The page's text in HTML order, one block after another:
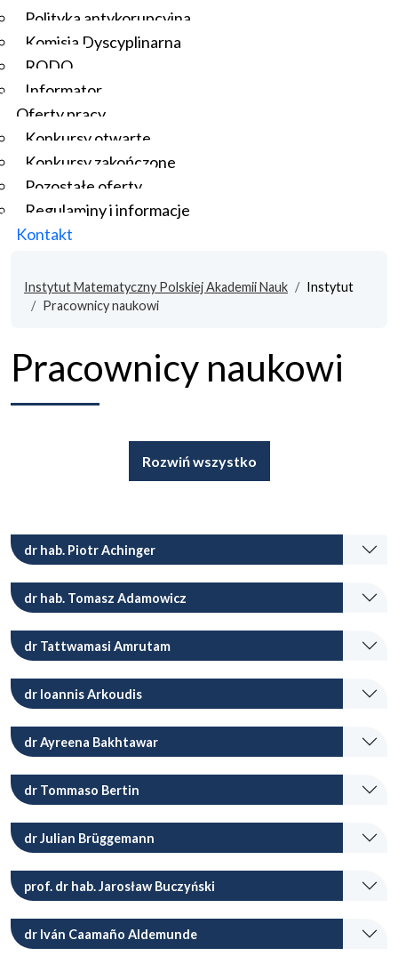
Polityka antykorupcyjna
Komisja Dyscyplinarna
RODO
Informator
Oferty pracy
Konkursy otwarte
Konkursy zakończone
Pozostałe oferty
Regulaminy i informacje
Kontakt
Instytut Matematyczny Polskiej Akademii Nauk
Instytut
Pracownicy naukowi
Pracownicy naukowi
Rozwiń wszystko
dr hab. Piotr Achinger
dr hab. Tomasz Adamowicz
dr Tattwamasi Amrutam
dr Ioannis Arkoudis
dr Ayreena Bakhtawar
dr Tommaso Bertin
dr Julian Brüggemann
prof. dr hab. Jarosław Buczyński
dr Iván Caamaño Aldemunde